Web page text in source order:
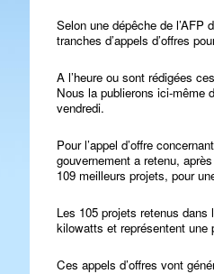
Selon une dépêche de l’AFP
tranches d’appels d’offres
A l’heure ou sont rédigées
Nous la publierons ici-même
vendredi.
Pour l’appel d’offre
gouvernement a retenu,
109 meilleurs projets, pour
Les 105 projets retenus dans
kilowatts et représentent une
Ces appels d’offres vont